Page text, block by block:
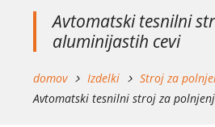
Avtomatski tesnilni
aluminijastih cevi
domov Izdelki
Stroj za
Avtomatski tesnilni stroj za